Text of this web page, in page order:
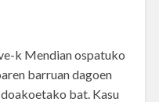
k Mendian ospatuko
barruan dagoen
bat. Kasu